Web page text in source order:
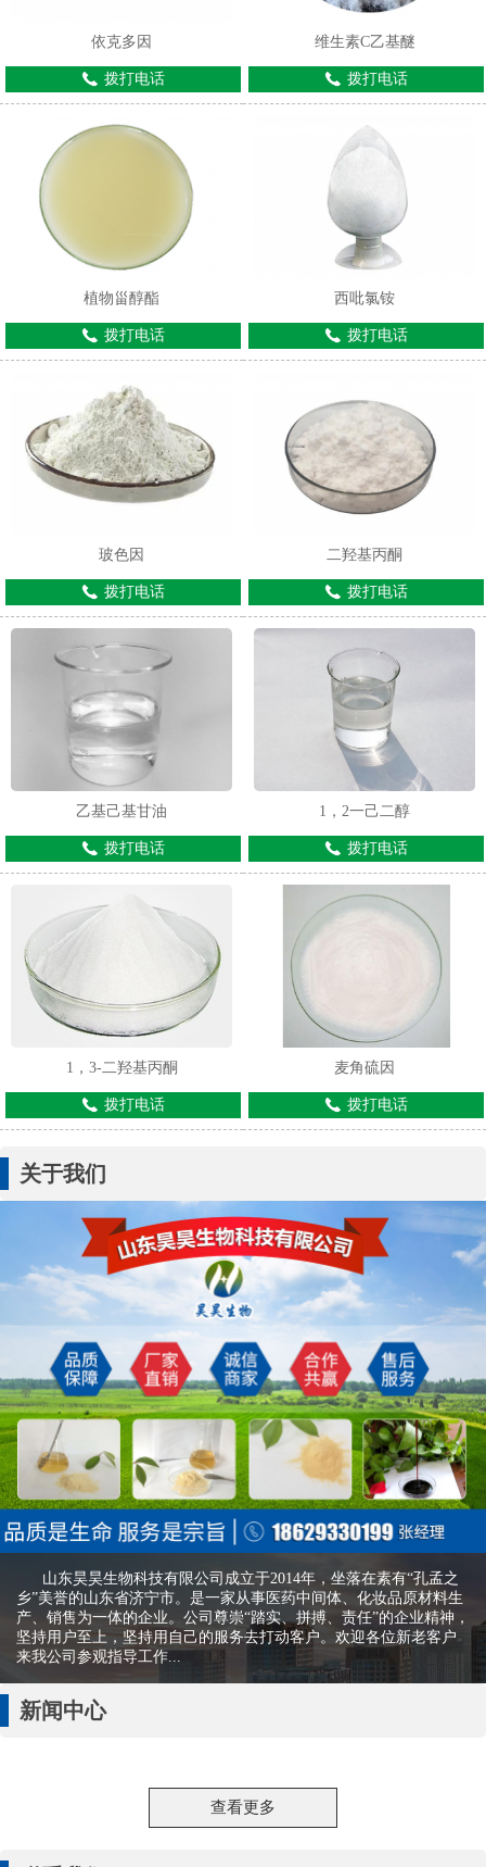
依克多因
拨打电话
维生素C乙基醚
拨打电话
植物甾醇酯
拨打电话
西吡氯铵
拨打电话
玻色因
拨打电话
二羟基丙酮
拨打电话
乙基己基甘油
拨打电话
1，2一己二醇
拨打电话
1，3-二羟基丙酮
拨打电话
麦角硫因
拨打电话
关于我们
山东昊昊生物科技有限公司成立于2014年，坐落在素有“孔孟之
乡”美誉的山东省济宁市。是一家从事医药中间体、化妆品原材料生
产、销售为一体的企业。公司尊崇“踏实、拼搏、责任”的企业精神，
坚持用户至上，坚持用自己的服务去打动客户。欢迎各位新老客户
来我公司参观指导工作...
新闻中心
查看更多